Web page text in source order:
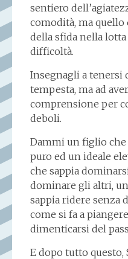
sentiero
comodità, ma quello
della sfida nella
difficoltà.
Insegnagli a tenersi
tempesta, ma ad
comprensione per
deboli.
Dammi un figlio che
puro ed un ideale
che sappia
dominare gli altri,
sappia ridere senza
come si fa a
dimenticarsi del
E dopo tutto questo,